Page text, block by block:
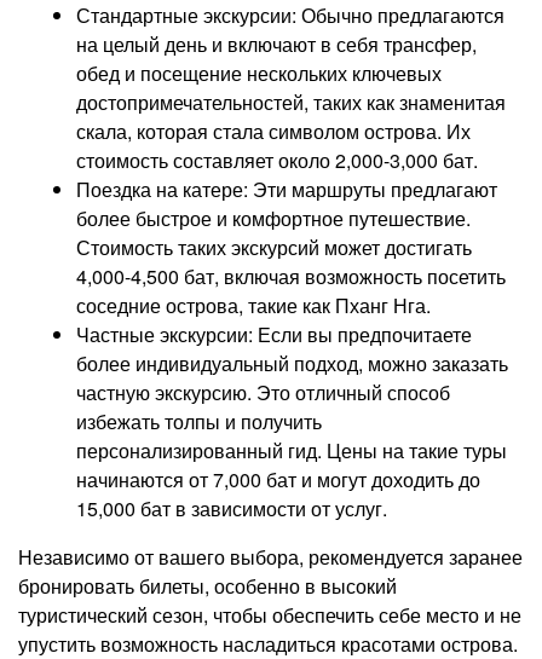
Стандартные экскурсии: Обычно предлагаются
на целый день и включают в себя трансфер,
обед и посещение нескольких ключевых
достопримечательностей, таких как знаменитая
скала, которая стала символом острова. Их
стоимость составляет около 2,000-3,000 бат.
Поездка на катере: Эти маршруты предлагают
более быстрое и комфортное путешествие.
Стоимость таких экскурсий может достигать
4,000-4,500 бат, включая возможность посетить
соседние острова, такие как Пханг Нга.
Частные экскурсии: Если вы предпочитаете
более индивидуальный подход, можно заказать
частную экскурсию. Это отличный способ
избежать толпы и получить
персонализированный гид. Цены на такие туры
начинаются от 7,000 бат и могут доходить до
15,000 бат в зависимости от услуг.
Независимо от вашего выбора, рекомендуется заранее
бронировать билеты, особенно в высокий
туристический сезон, чтобы обеспечить себе место и не
упустить возможность насладиться красотами острова.